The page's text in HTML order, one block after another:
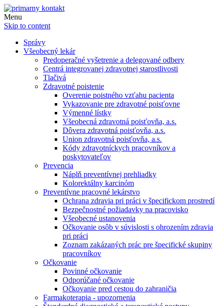
Menu
Skip to content
Správy
Všeobecný lekár
Predoperačné vyšetrenie a delegované odbery
Centrá integrovanej zdravotnej starostlivosti
Tlačivá
Zdravotné poistenie
Overenie poistného vzťahu pacienta
Vykazovanie pre zdravotné poisťovne
Výmenné lístky
Všeobecná zdravotná poisťovňa, a.s.
Dôvera zdravotná poisťovňa, a.s.
Union zdravotná poisťovňa, a.s.
Kódy zdravotníckych pracovníkov a
poskytovateľov
Prevencia
Náplň preventívnej prehliadky
Kolorektálny karcinóm
Preventívne pracovné lekárstvo
Ochrana zdravia pri práci v špecifickom prostredí
Bezpečnostné požiadavky na pracovisko
Všeobecné ustanovenia
Očkovanie osôb v súvislosti s ohrozením zdravia
pri práci
Zoznam zakázaných prác pre špecifické skupiny
pracovníkov
Očkovanie
Povinné očkovanie
Odporúčané očkovanie
Očkovanie pred cestou do zahraničia
Farmakoterapia - upozornenia